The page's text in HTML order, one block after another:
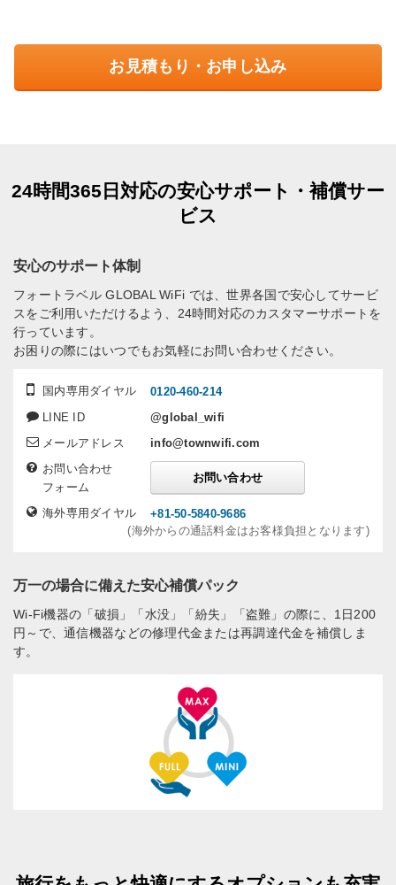
お見積もり・お申し込み
24時間365日対応の安心サポート・補償サー
ビス
安心のサポート体制
国内専用ダイヤル
0120-460-214
LINE ID
@global_wifi
メールアドレス
info@townwifi.com
お問い合わせ
フォーム
お問い合わせ
海外専用ダイヤル
+81-50-5840-9686
(海外からの通話料金はお客様負担となります)
フォートラベル GLOBAL WiFi では、世界各国で安心してサービ
スをご利用いただけるよう、24時間対応のカスタマーサポートを
行っています。
お困りの際にはいつでもお気軽にお問い合わせください。
万一の場合に備えた安心補償パック
Wi-Fi機器の「破損」「水没」「紛失」「盗難」の際に、1日200
円～で、通信機器などの修理代金または再調達代金を補償しま
す。